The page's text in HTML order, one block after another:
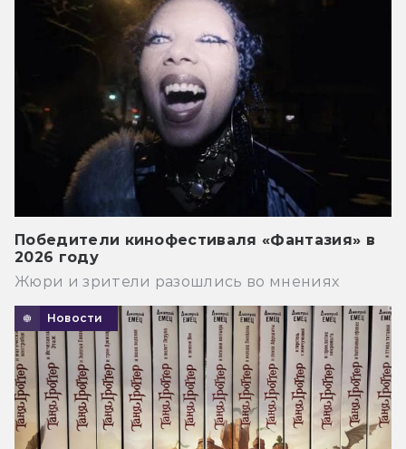
Победители кинофестиваля «Фантазия» в
2026 году
Жюри и зрители разошлись во мнениях
Новости